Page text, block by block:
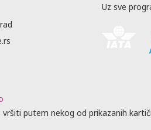
Uz sve
putem nekog od prikazanih